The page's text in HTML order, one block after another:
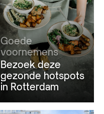
Goede
voornemens
Bezoek deze
gezonde hotspots
in Rotterdam